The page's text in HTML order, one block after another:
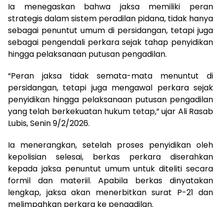
Ia menegaskan bahwa jaksa memiliki peran
strategis dalam sistem peradilan pidana, tidak hanya
sebagai penuntut umum di persidangan, tetapi juga
sebagai pengendali perkara sejak tahap penyidikan
hingga pelaksanaan putusan pengadilan.
“Peran jaksa tidak semata-mata menuntut di
persidangan, tetapi juga mengawal perkara sejak
penyidikan hingga pelaksanaan putusan pengadilan
yang telah berkekuatan hukum tetap,” ujar Ali Rasab
Lubis, Senin 9/2/2026.
Ia menerangkan, setelah proses penyidikan oleh
kepolisian selesai, berkas perkara diserahkan
kepada jaksa penuntut umum untuk diteliti secara
formil dan materiil. Apabila berkas dinyatakan
lengkap, jaksa akan menerbitkan surat P-21 dan
melimpahkan perkara ke pengadilan.